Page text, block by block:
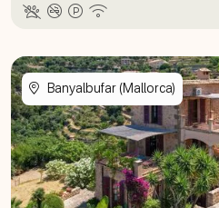
Banyalbufar (Mallorca)